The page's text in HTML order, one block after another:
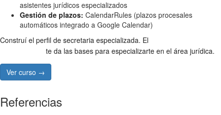
asistentes jurídicos especializados
Gestión de plazos: CalendarRules (plazos procesales
automáticos integrado a Google Calendar)
Construí el perfil de secretaria especializada. El
te da las bases para especializarte en el área jurídica.
Ver curso →
Referencias